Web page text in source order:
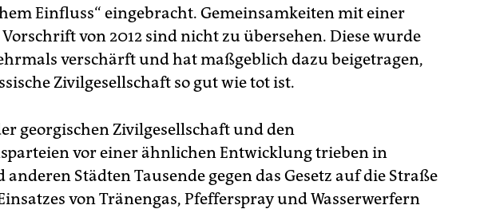
Einfluss“ eingebracht. Gemeinsamkeiten mit einer
von 2012 sind nicht zu übersehen. Diese wurde
verschärft und hat maßgeblich dazu beigetragen,
Zivilgesellschaft so gut wie tot ist.
georgischen Zivilgesellschaft und den
vor einer ähnlichen Entwicklung trieben in
Städten Tausende gegen das Gesetz auf die Straße
von Tränengas, Pfefferspray und Wasserwerfern